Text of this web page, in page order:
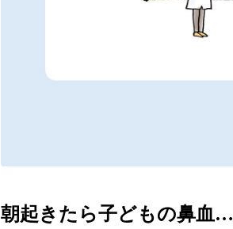
朝起きたら子どもの鼻血…